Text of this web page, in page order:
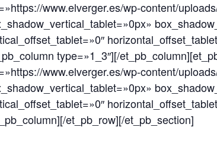
www.elverger.es/wp-content/
type=»1_3″][/
www.elverger.es/wp-content/
et_pb_row][/et_pb_section]